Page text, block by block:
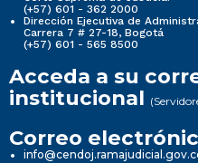
(+57) 601 - 362 2000
Dirección Ejecutiva de
Carrera 7 # 27-18, Bogotá
(+57) 601 - 565 8500
Acceda a su
institucional
Correo